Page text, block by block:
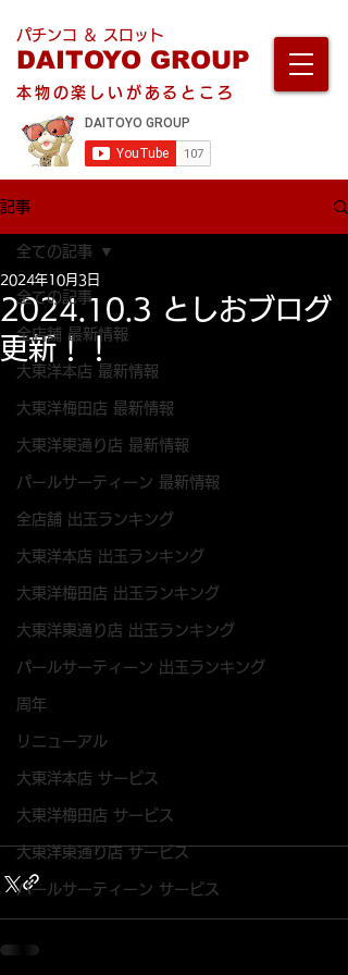
パチンコ ＆ スロット
DAITOYO GROUP
本物の楽しいがあるところ
記事
全ての記事
全店舗 最新情報
大東洋本店 最新情報
大東洋梅田店 最新情報
大東洋東通り店 最新情報
パールサーティーン 最新情報
全店舗 出玉ランキング
大東洋本店 出玉ランキング
大東洋梅田店 出玉ランキング
大東洋東通り店 出玉ランキング
パールサーティーン 出玉ランキング
周年
リニューアル
大東洋本店 サービス
大東洋梅田店 サービス
大東洋東通り店 サービス
パールサーティーン サービス
全ての記事
2024.10.3 としおブログ
更新！！
2024年10月3日